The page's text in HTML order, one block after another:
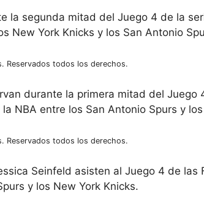
la segunda mitad del Juego 4 de la
New York Knicks y los San Antonio
Reservados todos los derechos.
durante la primera mitad del Juego
NBA entre los San Antonio Spurs y
Reservados todos los derechos.
Seinfeld asisten al Juego 4 de las
y los New York Knicks.